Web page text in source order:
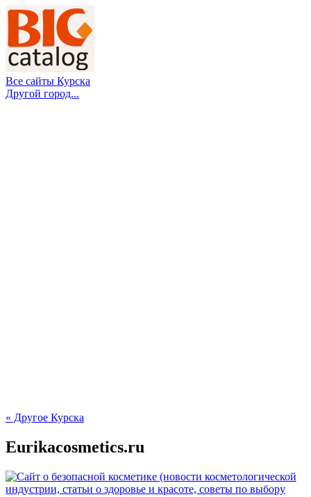
Все сайты Курска
Другой город...
« Другое Курска
Eurikacosmetics.ru